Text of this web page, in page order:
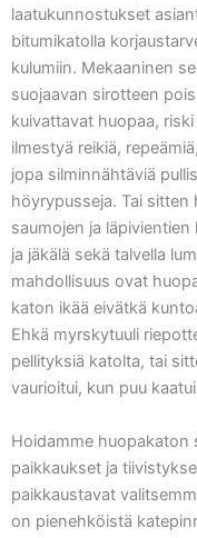
laatukunnostukset
bitumikatolla
kulumiin. Mekaaninen
suojaavan sirotteen
kuivattavat huopaa,
ilmestyä reikiä,
jopa silminnähtäviä
höyrypusseja. Tai
saumojen ja
ja jäkälä sekä talvella
mahdollisuus ovat
katon ikää eivätkä
Ehkä myrskytuuli
pellityksiä katolta, tai
vaurioitui, kun puu
Hoidamme huopakaton
paikkaukset ja
paikkaustavat
on pienehköistä